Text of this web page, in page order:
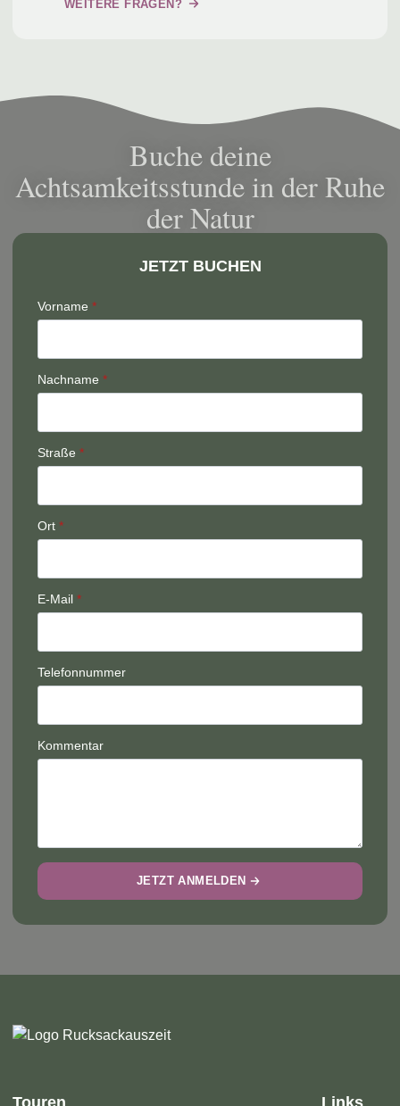
WEITERE FRAGEN?
Buche deine
Achtsamkeitsstunde in der Ruhe
der Natur
JETZT BUCHEN
Vorname *
Nachname *
Straße *
Ort *
E-Mail *
Telefonnummer
Kommentar
JETZT ANMELDEN